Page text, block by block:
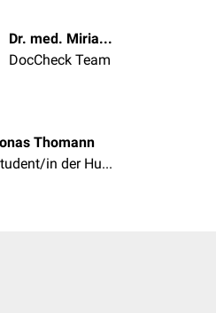
Dr. med. Miriam Dodegge
DocCheck Team
Thomann
Student/in der Humanmedizin